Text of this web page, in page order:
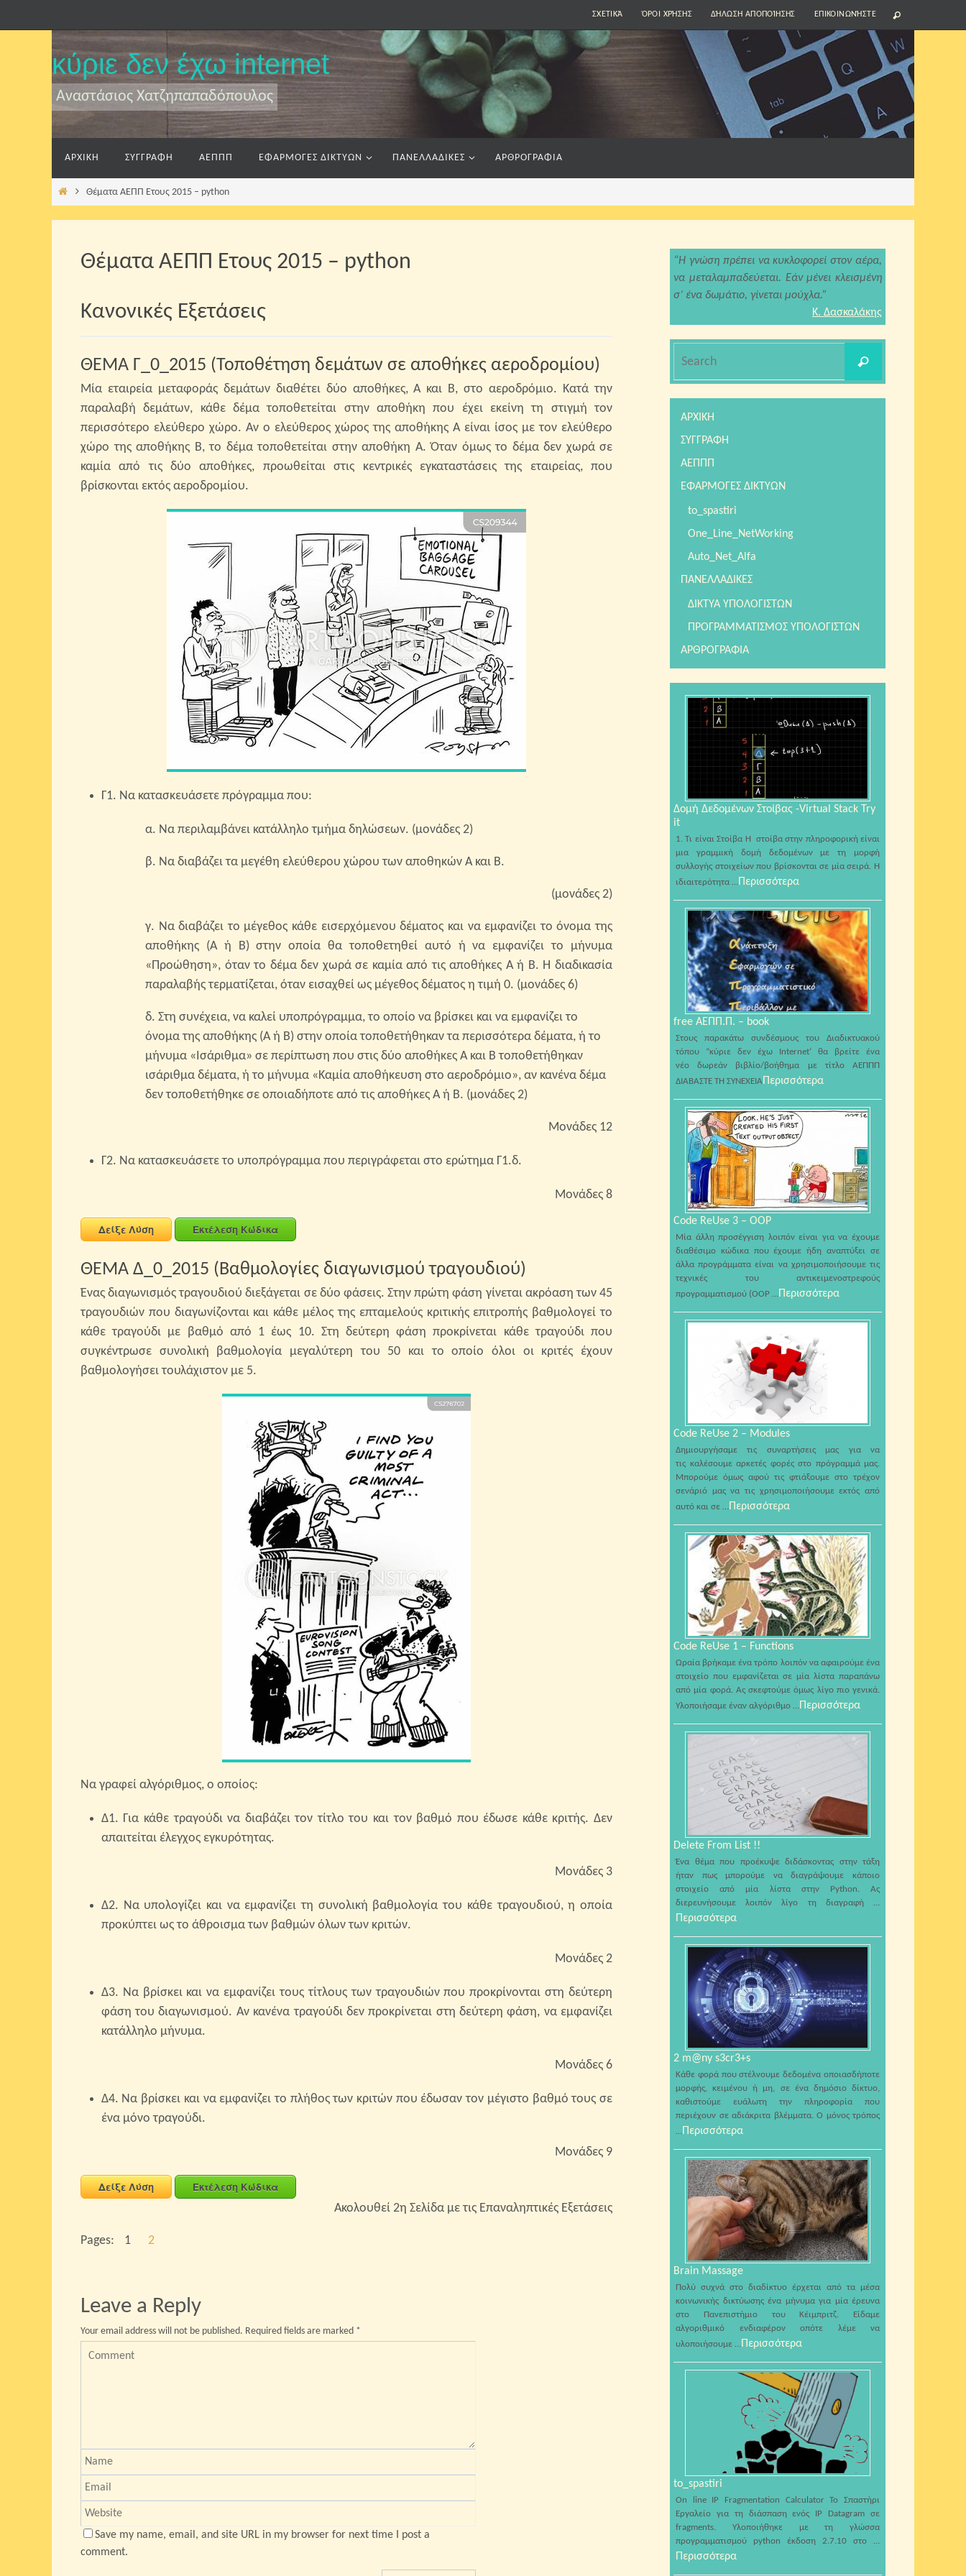
to
ΣΧΕΤΙΚΆ ΌΡΟΙ ΧΡΉΣΗΣ ΔΉΛΩΣΗ ΑΠΟΠΟΊΗΣΗΣ ΕΠΙΚΟΙΝΩΝΉΣΤΕ
κύριε δεν έχω internet
Αναστάσιος Χατζηπαπαδόπουλος
ΑΡΧΙΚΗ ΣΥΓΓΡΑΦΗ ΑΕΠΠΠ ΕΦΑΡΜΟΓΕΣ ΔΙΚΤΥΩΝ ΠΑΝΕΛΛΑΔΙΚΕΣ ΑΡΘΡΟΓΡΑΦΙΑ
HomeΘέματα ΑΕΠΠ Έτους 2015 – python
Θέματα ΑΕΠΠ Έτους 2015 – python
Κανονικές Εξετάσεις
ΘΕΜΑ Γ_0_2015 (Τοποθέτηση δεμάτων σε αποθήκες αεροδρομίου)
Μία εταιρεία μεταφοράς δεμάτων διαθέτει δύο αποθήκες, Α και Β, στο αεροδρόμιο. Κατά την
παραλαβή δεμάτων, κάθε δέμα τοποθετείται στην αποθήκη που έχει εκείνη τη στιγμή τον
περισσότερο ελεύθερο χώρο. Αν ο ελεύθερος χώρος της αποθήκης Α είναι ίσος με τον ελεύθερο
χώρο της αποθήκης Β, το δέμα τοποθετείται στην αποθήκη Α. Όταν όμως το δέμα δεν χωρά σε
καμία από τις δύο αποθήκες, προωθείται στις κεντρικές εγκαταστάσεις της εταιρείας, που
βρίσκονται εκτός αεροδρομίου.
Γ1. Να κατασκευάσετε πρόγραμμα που:
α. Να περιλαμβάνει κατάλληλο τμήμα δηλώσεων. (μονάδες 2)
β. Να διαβάζει τα μεγέθη ελεύθερου χώρου των αποθηκών Α και Β.
(μονάδες 2)
γ. Να διαβάζει το μέγεθος κάθε εισερχόμενου δέματος και να εμφανίζει το όνομα της
αποθήκης (Α ή Β) στην οποία θα τοποθετηθεί αυτό ή να εμφανίζει το μήνυμα
«Προώθηση», όταν το δέμα δεν χωρά σε καμία από τις αποθήκες Α ή Β. Η διαδικασία
παραλαβής τερματίζεται, όταν εισαχθεί ως μέγεθος δέματος η τιμή 0. (μονάδες 6)
δ. Στη συνέχεια, να καλεί υποπρόγραμμα, το οποίο να βρίσκει και να εμφανίζει το
όνομα της αποθήκης (Α ή Β) στην οποία τοποθετήθηκαν τα περισσότερα δέματα, ή το
μήνυμα «Ισάριθμα» σε περίπτωση που στις δύο αποθήκες Α και Β τοποθετήθηκαν
ισάριθμα δέματα, ή το μήνυμα «Καμία αποθήκευση στο αεροδρόμιο», αν κανένα δέμα
δεν τοποθετήθηκε σε οποιαδήποτε από τις αποθήκες Α ή Β. (μονάδες 2)
Μονάδες 12
Γ2. Να κατασκευάσετε το υποπρόγραμμα που περιγράφεται στο ερώτημα Γ1.δ.
Μονάδες 8
Δείξε Λύση Εκτέλεση Κώδικα
ΘΕΜΑ Δ_0_2015 (Βαθμολογίες διαγωνισμού τραγουδιού)
Ένας διαγωνισμός τραγουδιού διεξάγεται σε δύο φάσεις. Στην πρώτη φάση γίνεται ακρόαση των 45
τραγουδιών που διαγωνίζονται και κάθε μέλος της επταμελούς κριτικής επιτροπής βαθμολογεί το
κάθε τραγούδι με βαθμό από 1 έως 10. Στη δεύτερη φάση προκρίνεται κάθε τραγούδι που
συγκέντρωσε συνολική βαθμολογία μεγαλύτερη του 50 και το οποίο όλοι οι κριτές έχουν
βαθμολογήσει τουλάχιστον με 5.
Να γραφεί αλγόριθμος, ο οποίος:
Δ1. Για κάθε τραγούδι να διαβάζει τον τίτλο του και τον βαθμό που έδωσε κάθε κριτής. Δεν
απαιτείται έλεγχος εγκυρότητας.
Μονάδες 3
Δ2. Να υπολογίζει και να εμφανίζει τη συνολική βαθμολογία του κάθε τραγουδιού, η οποία
προκύπτει ως το άθροισμα των βαθμών όλων των κριτών.
Μονάδες 2
Δ3. Να βρίσκει και να εμφανίζει τους τίτλους των τραγουδιών που προκρίνονται στη δεύτερη
φάση του διαγωνισμού. Αν κανένα τραγούδι δεν προκρίνεται στη δεύτερη φάση, να εμφανίζει
κατάλληλο μήνυμα.
Μονάδες 6
Δ4. Να βρίσκει και να εμφανίζει το πλήθος των κριτών που έδωσαν τον μέγιστο βαθμό τους σε
ένα μόνο τραγούδι.
Μονάδες 9
Δείξε Λύση
Εκτέλεση Κώδικα
Ακολουθεί 2η Σελίδα με τις Επαναληπτικές Εξετάσεις
Pages: 1 2
Leave a Reply
Your email address will not be published. Required fields are marked *
Save my name, email, and site URL in my browser for next time I post a
comment.
“Η γνώση πρέπει να κυκλοφορεί στον αέρα,
να μεταλαμπαδεύεται. Εάν μένει κλεισμένη
σ’ ένα δωμάτιο, γίνεται μούχλα.”
Κ. Δασκαλάκης
Search
ΑΡΧΙΚΗ
ΣΥΓΓΡΑΦΗ
ΑΕΠΠΠ
ΕΦΑΡΜΟΓΕΣ ΔΙΚΤΥΩΝ
to_spastiri
One_Line_NetWorking
Auto_Net_Alfa
ΠΑΝΕΛΛΑΔΙΚΕΣ
ΔΙΚΤΥΑ ΥΠΟΛΟΓΙΣΤΩΝ
ΠΡΟΓΡΑΜΜΑΤΙΣΜΟΣ ΥΠΟΛΟΓΙΣΤΩΝ
ΑΡΘΡΟΓΡΑΦΙΑ
Δομή Δεδομένων Στοίβας -Virtual Stack Try
it
1. Τι είναι Στοίβα Η στοίβα στην πληροφορική είναι
μια γραμμική δομή δεδομένων με τη μορφή
συλλογής στοιχείων που βρίσκονται σε μία σειρά. Η
ιδιαιτερότητα …
Περισσότερα
free ΑΕΠΠ.Π. – book
Στους παρακάτω συνδέσμους του Διαδικτυακού
τόπου “κύριε δεν έχω Internet‘ θα βρείτε ένα
νέο δωρεάν βιβλίο/βοήθημα με τίτλο ΑΕΠΠΠ
ΔΙΑΒΑΣΤΕ ΤΗ ΣΥΝΕΧΕΙΑ
Περισσότερα
Code ReUse 3 – OOP
Μία άλλη προσέγγιση λοιπόν είναι για να έχουμε
διαθέσιμο κώδικα που έχουμε ήδη αναπτύξει σε
άλλα προγράμματα είναι να χρησιμοποιήσουμε τις
τεχνικές του αντικειμενοστρεφούς
προγραμματισμού (OOP …
Περισσότερα
Code ReUse 2 – Modules
Δημιουργήσαμε τις συναρτήσεις μας για να
τις καλέσουμε αρκετές φορές στο πρόγραμμά μας.
Μπορούμε όμως αφού τις φτιάξουμε στο τρέχον
σενάριό μας να τις χρησιμοποιήσουμε εκτός από
αυτό και σε …
Περισσότερα
Code ReUse 1 – Functions
Ωραία βρήκαμε ένα τρόπο λοιπόν να αφαιρούμε ένα
στοιχείο που εμφανίζεται σε μία λίστα παραπάνω
από μία φορά. Ας σκεφτούμε όμως λίγο πιο γενικά.
Υλοποιήσαμε έναν αλγόριθμο …
Περισσότερα
Delete From List !!
Ένα θέμα που προέκυψε διδάσκοντας στην τάξη
ήταν πως μπορούμε να διαγράψουμε κάποιο
στοιχείο από μία λίστα στην Python. Ας
διερευνήσουμε λοιπόν λίγο τη διαγραφή …
Περισσότερα
2 m@ny s3cr3+s
Κάθε φορά που στέλνουμε δεδομένα οποιασδήποτε
μορφής, κειμένου ή μη, σε ένα δημόσιο δίκτυο,
καθιστούμε ευάλωτη την πληροφορία που
περιέχουν σε αδιάκριτα βλέμματα. Ο μόνος τρόπος
…
Περισσότερα
Brain Massage
Πολύ συχνά στο διαδίκτυο έρχεται από τα μέσα
κοινωνικής δικτύωσης ένα μήνυμα για μία έρευνα
στο Πανεπιστήμιο του Κέιμπριτζ. Είδαμε
αλγοριθμικό ενδιαφέρον οπότε λέμε να
υλοποιήσουμε …
Περισσότερα
to_spastiri
On line IP Fragmentation Calculator Το Σπαστήρι
Εργαλείο για τη διάσπαση ενός IP Datagram σε
fragments. Υλοποιήθηκε με τη γλώσσα
προγραμματισμού python έκδοση 2.7.10 στο …
Περισσότερα